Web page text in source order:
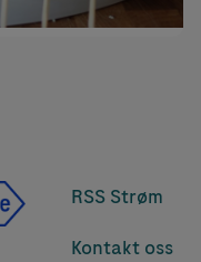
RSS Strøm
Kontakt oss